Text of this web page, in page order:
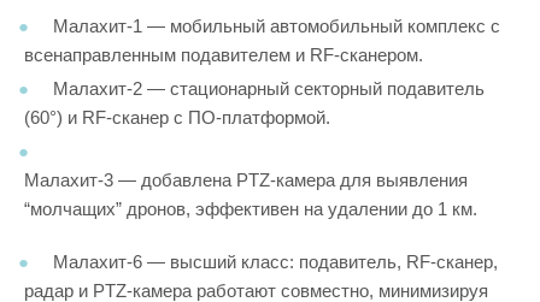
Малахит-1 — мобильный автомобильный комплекс с
всенаправленным подавителем и RF-сканером.
Малахит-2 — стационарный секторный подавитель
(60°) и RF-сканер с ПО-платформой.
Малахит-3 — добавлена PTZ-камера для выявления
“молчащих” дронов, эффективен на удалении до 1 км.
Малахит-6 — высший класс: подавитель, RF-сканер,
радар и PTZ-камера работают совместно, минимизируя